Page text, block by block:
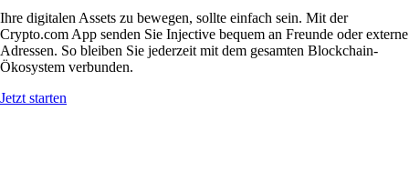
Ihre digitalen Assets zu bewegen, sollte einfach sein. Mit der
Crypto.com App senden Sie Injective bequem an Freunde oder externe
Adressen. So bleiben Sie jederzeit mit dem gesamten Blockchain-
Ökosystem verbunden.
Jetzt starten